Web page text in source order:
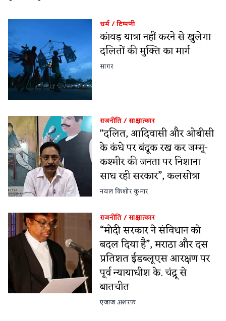
धर्म/टिप्पणी
कांवड़ यात्रा नहीं करने से खुलेगा
दलितों की मुक्ति का मार्ग
सागर
राजनीति/साक्षात्कार
"दलित, आदिवासी और ओबीसी
के कंधे पर बंदूक रख कर जम्मू-
कश्मीर की जनता पर निशाना
साध रही सरकार”, कलसोत्रा
नवल किशोर कुमार
राजनीति/साक्षात्कार
“मोदी सरकार ने संविधान को
बदल दिया है”, मराठा और दस
प्रतिशत ईडब्लूएस आरक्षण पर
पूर्व न्यायाधीश के. चंद्रू से
बातचीत
एजाज अशरफ